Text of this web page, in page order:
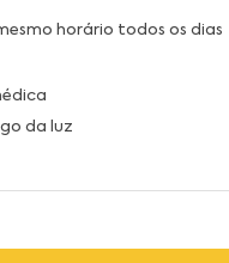
horário todos os dias
da luz